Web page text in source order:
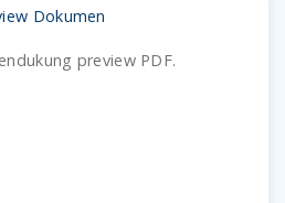
Dokumen
preview PDF.